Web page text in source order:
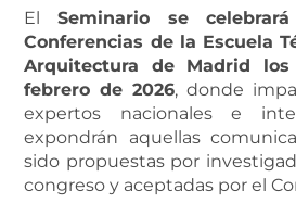
El Seminario se
Conferencias de la Escuela
Arquitectura de Madrid
febrero de 2026, donde
expertos nacionales e
expondrán aquellas
sido propuestas por
congreso y aceptadas por el